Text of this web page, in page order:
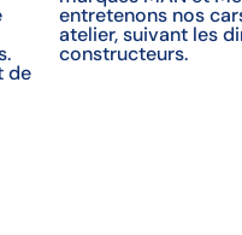
de
entretenons nos
atelier, suivant les
constructeurs.